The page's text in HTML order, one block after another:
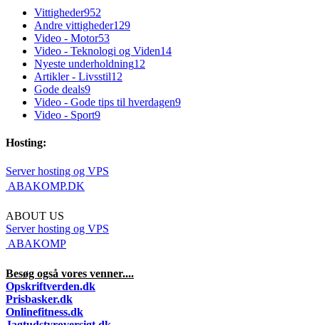
Vittigheder952
Andre vittigheder129
Video - Motor53
Video - Teknologi og Viden14
Nyeste underholdning12
Artikler - Livsstil12
Gode deals9
Video - Gode tips til hverdagen9
Video - Sport9
Hosting:
Server hosting og VPS
 ABAKOMP.DK
ABOUT US
Server hosting og VPS
 ABAKOMP
Besøg også vores venner....
Opskriftverden.dk
Prisbasker.dk
Onlinefitness.dk